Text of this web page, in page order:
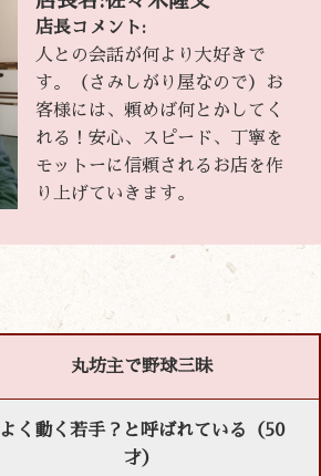
店長コメント:
人との会話が何より大好きで
す。（さみしがり屋なので）お
客様には、頼めば何とかしてく
れる！安心、スピード、丁寧を
モットーに信頼されるお店を作
り上げていきます。
丸坊主で野球三昧
よく動く若手？と呼ばれている（50
才）